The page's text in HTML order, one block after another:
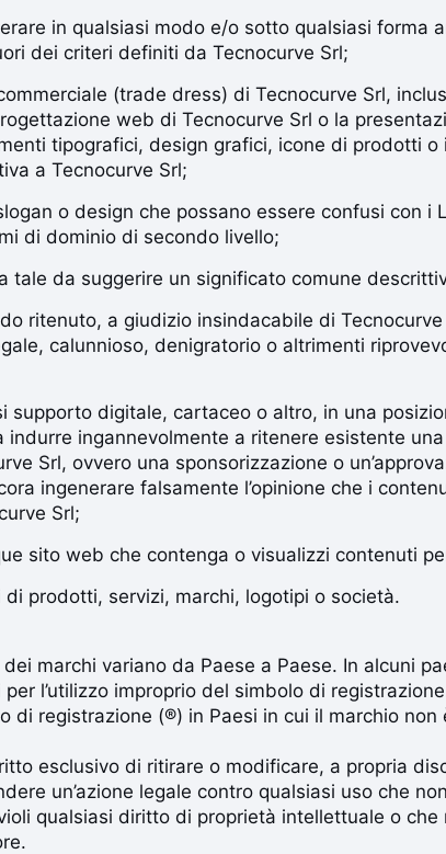
in qualsiasi modo e/o sotto qualsiasi forma
dei criteri definiti da Tecnocurve Srl;
(trade dress) di Tecnocurve Srl,
web di Tecnocurve Srl o la
tipografici, design grafici, icone di prodotti o
a Tecnocurve Srl;
o design che possano essere confusi con i
di dominio di secondo livello;
tale da suggerire un significato comune
ritenuto, a giudizio insindacabile di
calunnioso, denigratorio o altrimenti
supporto digitale, cartaceo o altro, in una
ingannevolmente a ritenere esistente
Srl, ovvero una sponsorizzazione o
ingenerare falsamente l’opinione che i
Srl;
sito web che contenga o visualizzi contenuti
di prodotti, servizi, marchi, logotipi o società.
marchi variano da Paese a Paese. In alcuni
l’utilizzo improprio del simbolo di
di registrazione (®) in Paesi in cui il marchio non
esclusivo di ritirare o modificare, a propria
un’azione legale contro qualsiasi uso che
qualsiasi diritto di proprietà intellettuale o che